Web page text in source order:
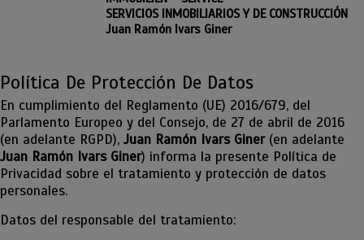
SERVICIOS INMOBILIARIOS Y DE CONSTRUCCIÓN
Juan Ramón Ivars Giner
Política De Protección De Datos
En cumplimiento del Reglamento (UE) 2016/679, del
Parlamento Europeo y del Consejo, de 27 de abril de 2016
(en adelante RGPD), Juan Ramón Ivars Giner(en adelante
Juan Ramón Ivars Giner) informa la presente Política de
Privacidad sobre el tratamiento y protección de datos
personales.
Datos del responsable del tratamiento: